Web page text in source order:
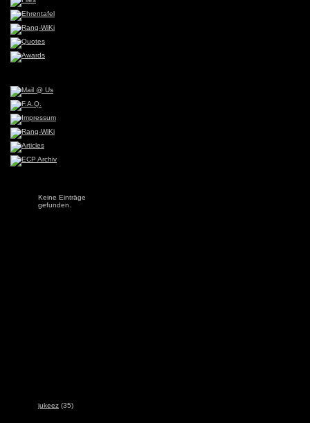
Keine Einträge
gefunden.
jukeez (35)